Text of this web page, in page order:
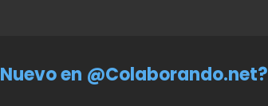
Nuevo en @Colaborando.net?